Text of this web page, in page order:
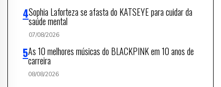
Sophia Laforteza se afasta do KATSEYE para cuidar da
saúde mental
07/08/2026
As 10 melhores músicas do BLACKPINK em 10 anos de
carreira
08/08/2026